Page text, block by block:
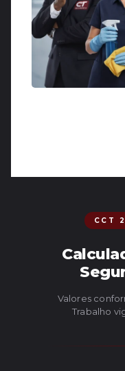
CCT
Valores
Trabalho